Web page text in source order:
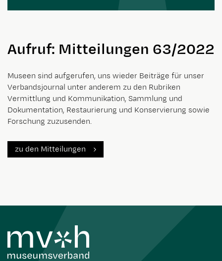
Aufruf: Mitteilungen 63/2022
Museen sind aufgerufen, uns wieder Beiträge für unser
Verbandsjournal unter anderem zu den Rubriken
Vermittlung und Kommunikation, Sammlung und
Dokumentation, Restaurierung und Konservierung sowie
Forschung zuzusenden.
zu den Mitteilungen